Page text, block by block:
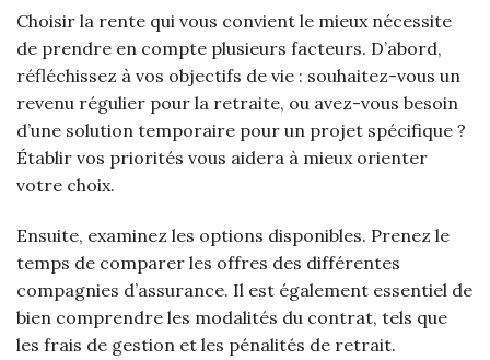
Choisir la rente qui vous convient le mieux nécessite
de prendre en compte plusieurs facteurs. D’abord,
réfléchissez à vos objectifs de vie : souhaitez-vous un
revenu régulier pour la retraite, ou avez-vous besoin
d’une solution temporaire pour un projet spécifique ?
Établir vos priorités vous aidera à mieux orienter
votre choix.
Ensuite, examinez les options disponibles. Prenez le
temps de comparer les offres des différentes
compagnies d’assurance. Il est également essentiel de
bien comprendre les modalités du contrat, tels que
les frais de gestion et les pénalités de retrait.